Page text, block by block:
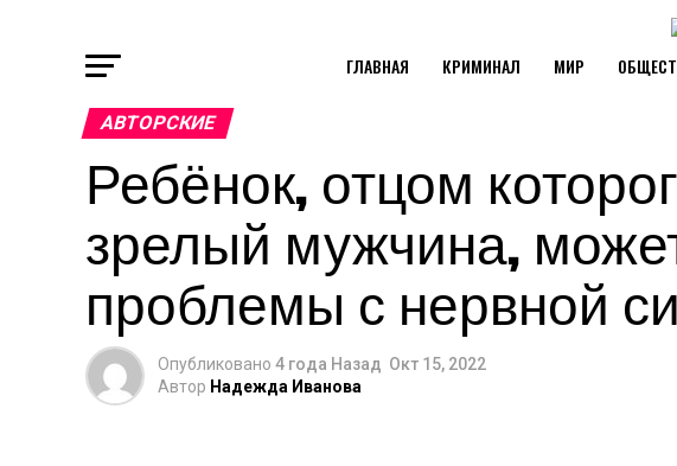
ГЛАВНАЯ КРИМИНАЛ МИР
АВТОРСКИЕ
Ребёнок, отцом
зрелый мужчина,
проблемы с нервной
Опубликовано 4 года Назад Окт 15, 2022
Автор Надежда Иванова